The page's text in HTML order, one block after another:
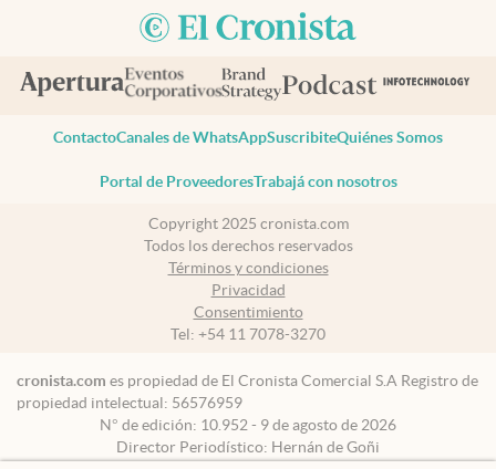
ContactoCanales de WhatsAppSuscribiteQuiénes Somos
Portal de ProveedoresTrabajá con nosotros
Copyright 2025 cronista.com
Todos los derechos reservados
Términos y condiciones
Privacidad
Consentimiento
Tel: +54 11 7078-3270
cronista.com es propiedad de El Cronista Comercial S.A Registro de
propiedad intelectual: 56576959
N° de edición: 10.952 - 9 de agosto de 2026
Director Periodístico: Hernán de Goñi